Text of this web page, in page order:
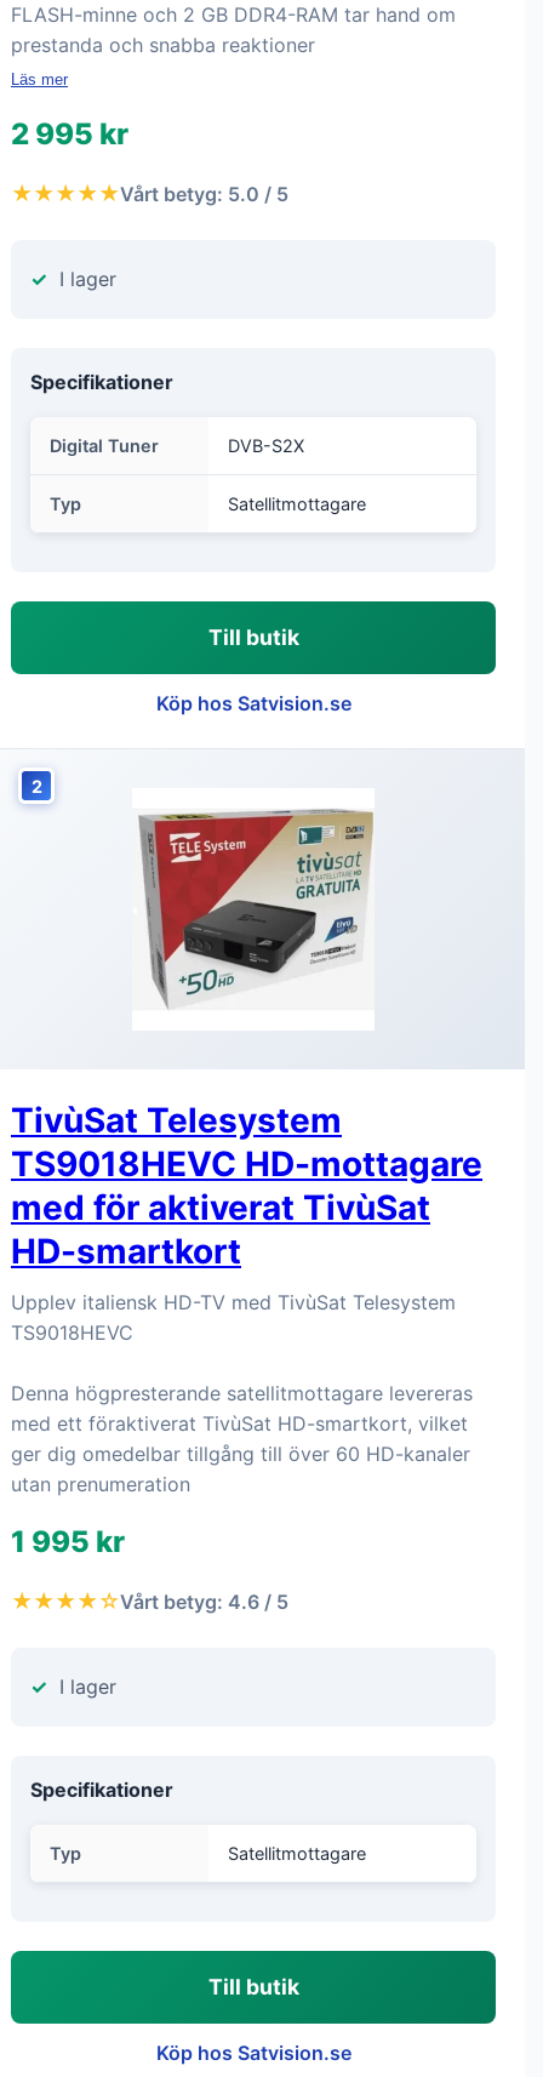
FLASH-minne och 2 GB DDR4-RAM tar hand om
prestanda och snabba reaktioner
Läs mer
2 995 kr
★★★★★Vårt betyg: 5.0 / 5
I lager
Specifikationer
Digital Tuner DVB-S2X
Typ Satellitmottagare
Till butik
Köp hos Satvision.se
2
TivùSat Telesystem
TS9018HEVC HD-mottagare
med för aktiverat TivùSat
HD-smartkort
Upplev italiensk HD-TV med TivùSat Telesystem
TS9018HEVC
Denna högpresterande satellitmottagare levereras
med ett föraktiverat TivùSat HD-smartkort, vilket
ger dig omedelbar tillgång till över 60 HD-kanaler
utan prenumeration
1 995 kr
★★★★☆Vårt betyg: 4.6 / 5
I lager
Specifikationer
Typ Satellitmottagare
Till butik
Köp hos Satvision.se